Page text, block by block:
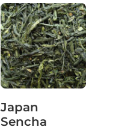
Japan
Sencha